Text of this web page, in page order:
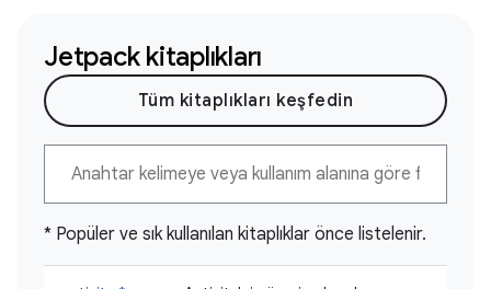
Jetpack kitaplıkları
Tüm kitaplıkları keşfedin
* Popüler ve sık kullanılan kitaplıklar önce listelenir.